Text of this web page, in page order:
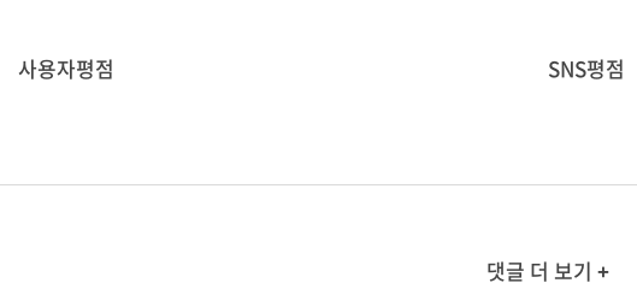
사용자평점 SNS평점
댓글 더 보기 +